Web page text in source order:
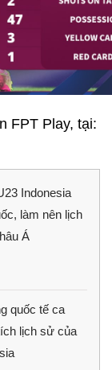
FPT Play, tại:
Indonesia
làm nên lịch
Á
quốc tế ca
lịch sử của